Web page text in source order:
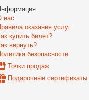
нас
оказания услуг
купить билет?
вернуть?
безопасности
Точки продаж
Подарочные сертификаты